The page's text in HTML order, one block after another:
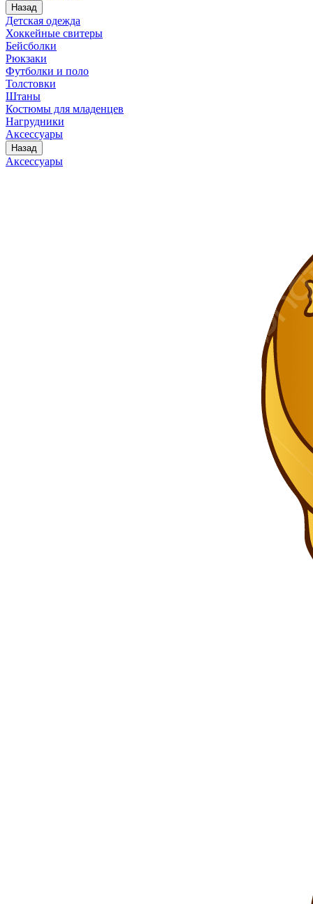
Назад
Детская одежда
Хоккейные свитеры
Бейсболки
Рюкзаки
Футболки и поло
Толстовки
Штаны
Костюмы для младенцев
Нагрудники
Аксессуары
Назад
Аксессуары